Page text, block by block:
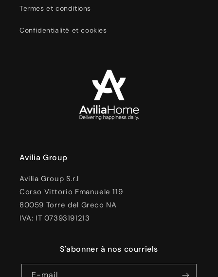
Termes et conditions
Confidentialité et cookies
Avilia Group
Avilia Group S.r.l
Corso Vittorio Emanuele 119
80059 Torre del Greco NA
IVA: IT 07393191213
S'abonner à nos courriels
E-mail